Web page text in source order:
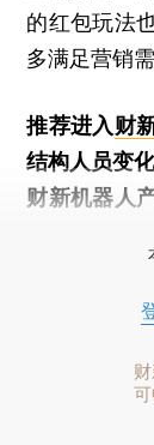
的红包玩法
多满足营销需
推荐进入财
结构人员变
财新机器人